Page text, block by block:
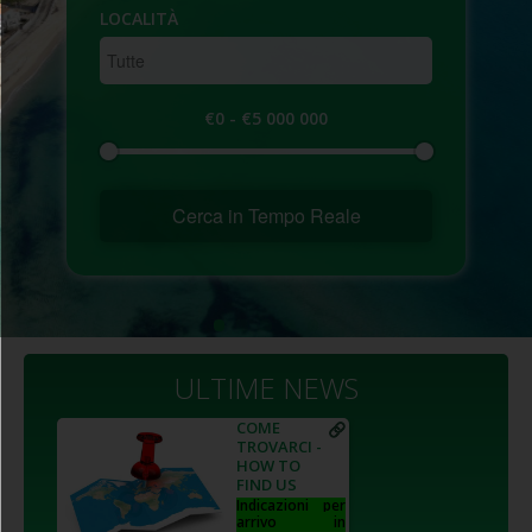
LOCALITÀ
€0 - €5 000 000
Cerca in Tempo Reale
ULTIME NEWS
COME
TROVARCI -
HOW TO
FIND US
Indicazioni per
arrivo in